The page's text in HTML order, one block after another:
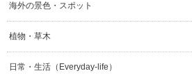
海外の景色・スポット
植物・草木
日常・生活（Everyday-life）